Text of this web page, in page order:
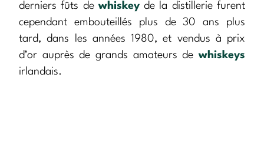
derniers fûts de whiskeyde la distillerie furent
cependant embouteillés plus de 30 ans plus
tard, dans les années 1980, et vendus à prix
d’or auprès de grands amateurs de whiskeys
irlandais.